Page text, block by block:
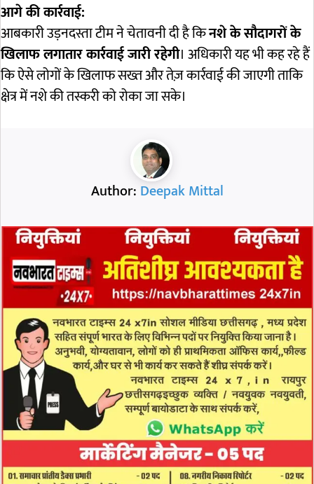
आगे की कार्रवाई:
आबकारी उड़नदस्ता टीम ने चेतावनी दी है किनशे के सौदागरों के
खिलाफ लगातार कार्रवाई जारी रहेगी। अधिकारी यह भी कह रहे हैं
कि ऐसे लोगों के खिलाफ सख्त और तेज़ कार्रवाई की जाएगी ताकि
क्षेत्र में नशे की तस्करी को रोका जा सके।
Author: Deepak Mittal